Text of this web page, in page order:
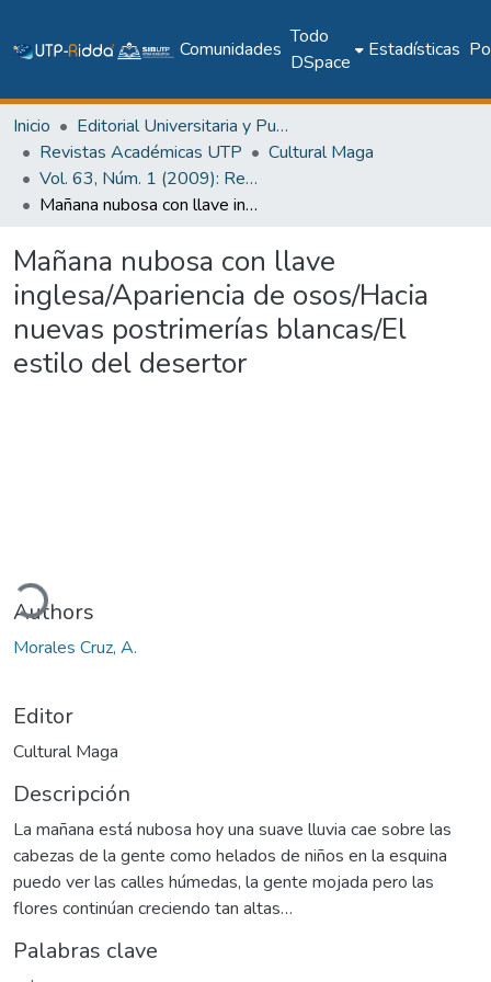
Comunidades
Todo
DSpace
Estadísticas
Inicio
Editorial Universitaria y Publicaciones Seriadas
Revistas Académicas UTP
Cultural Maga
Vol. 63, Núm. 1 (2009): Revista Maga
Mañana nubosa con llave inglesa/Apariencia de osos/Hacia nuevas postrimerías blancas/El estilo del desertor
Mañana nubosa con llave
inglesa/Apariencia de osos/Hacia
nuevas postrimerías blancas/El
estilo del desertor
Authors
Morales Cruz, A.
Editor
Cultural Maga
Descripción
La mañana está nubosa hoy una suave lluvia cae sobre las
cabezas de la gente como helados de niños en la esquina
puedo ver las calles húmedas, la gente mojada pero las
flores continúan creciendo tan altas…
Palabras clave